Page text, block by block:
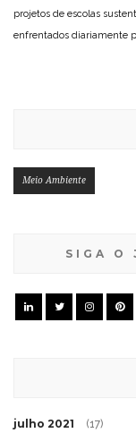
projetos de escolas
enfrentados diariamente
Meio Ambiente
SIGA O
julho 2021 (17)